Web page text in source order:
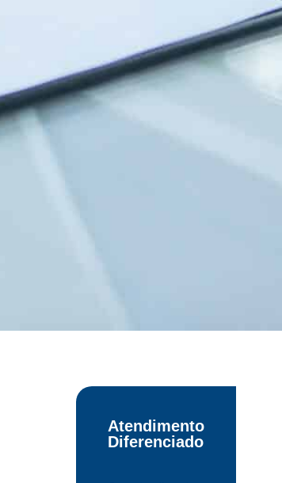
Atendimento
Diferenciado